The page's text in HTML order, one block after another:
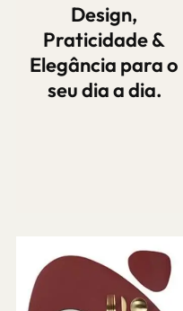
Design,
Praticidade &
Elegância para o
seu dia a dia.